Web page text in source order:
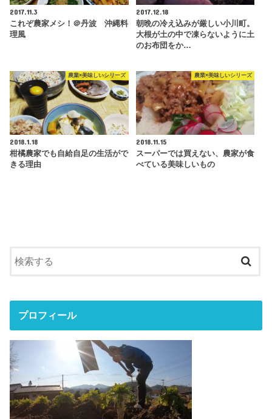
2017.11.3
これぞ農家メシ！＠丹波 沖縄料
理風
2017.12.18
朝晩の冷え込みが厳しい小川町。
大根が土の中で凍らないように土
のお布団をか…
農業×美味しいシリーズ
2018.1.18
柑橘農家でも自給自足の生活がで
きる理由
農業×美味しいシリーズ
2018.11.15
スーパーでは買えない、農家が食
べている美味しいもの
プロフィール